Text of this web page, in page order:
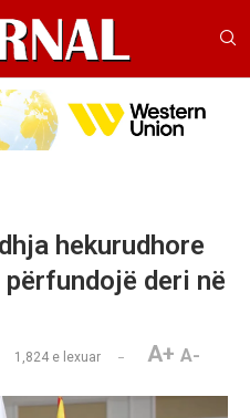
hekurudhore
deri në
1,824 e lexuar A+ A-